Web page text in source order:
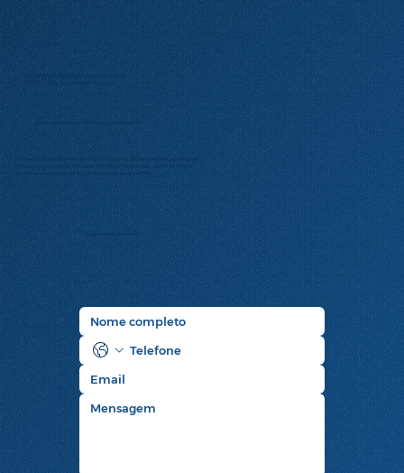
SOCIEDADE BRASILEIRA DE UROLOGIA
(SECCIONAL RIO GRANDE DO SUL)
urologia@amrigs.com.br
| Telefone: (51) 98425-9746 (Rosangela)
Endereço: Av. Ipiranga, 5311 – Sala 105 – Porto Alegre – RS – CEP 90610-001
Horário de atendimento: Segunda à sexta das 8h às 14h
Diretor presidente: Dr. Ernani Luis Rhoden
Faça contato conosco